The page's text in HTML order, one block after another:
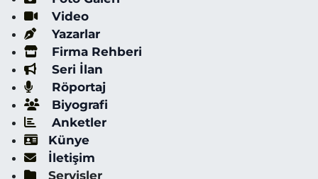
Video
Yazarlar
Firma Rehberi
Seri İlan
Röportaj
Biyografi
Anketler
Künye
İletişim
Servisler